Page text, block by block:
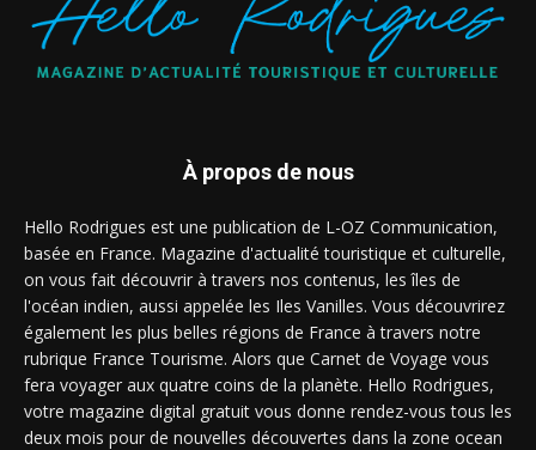
À propos de nous
Hello Rodrigues est une publication de L-OZ Communication,
basée en France. Magazine d'actualité touristique et culturelle,
on vous fait découvrir à travers nos contenus, les îles de
l'océan indien, aussi appelée les Iles Vanilles. Vous découvrirez
également les plus belles régions de France à travers notre
rubrique France Tourisme. Alors que Carnet de Voyage vous
fera voyager aux quatre coins de la planète. Hello Rodrigues,
votre magazine digital gratuit vous donne rendez-vous tous les
deux mois pour de nouvelles découvertes dans la zone ocean